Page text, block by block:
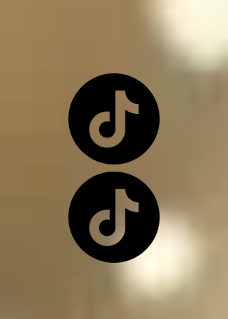
Los ángeles y los
arcángeles son los
únicos seres de la
creación que, siendo
inocentes, pueden ir a
este infierno donde
nos encontramos,
(ángeles caídos) y su